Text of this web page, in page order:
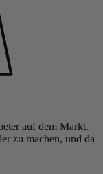
auf dem Markt.
zu machen, und da